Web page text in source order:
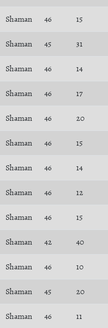
Shaman 46 15
Shaman 45 31
Shaman 46 14
Shaman 46 17
Shaman 46 20
Shaman 46 15
Shaman 46 14
Shaman 46 12
Shaman 46 15
Shaman 42 40
Shaman 46 10
Shaman 45 20
Shaman 46 11